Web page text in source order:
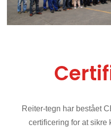
Reiter-tegn har bestået
certificering for at sikre